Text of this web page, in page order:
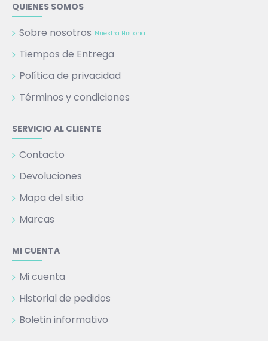
QUIENES SOMOS
Sobre nosotros Nuestra Historia
Tiempos de Entrega
Política de privacidad
Términos y condiciones
SERVICIO AL CLIENTE
Contacto
Devoluciones
Mapa del sitio
Marcas
MI CUENTA
Mi cuenta
Historial de pedidos
Boletin informativo